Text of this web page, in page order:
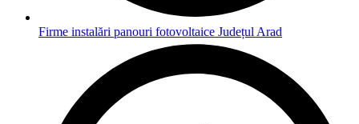
Firme instalări panouri fotovoltaice Județul Arad